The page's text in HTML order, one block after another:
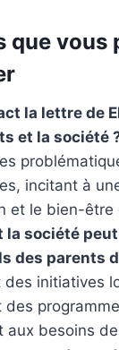
que vous
la lettre de
et la société
incitant à
et le bien-
la société
des parents
des initiatives
des
aux besoins